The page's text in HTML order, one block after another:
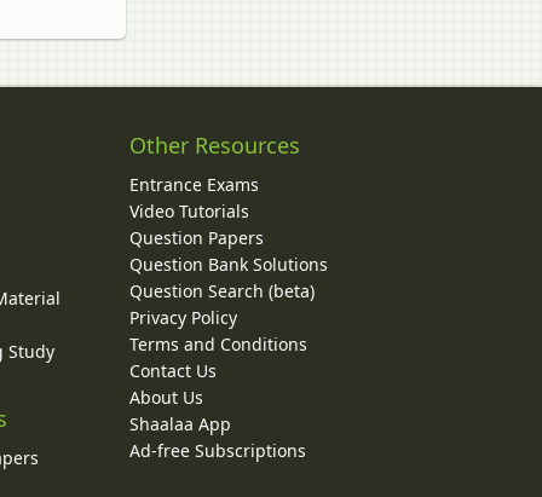
Study
Other Resources
Entrance Exams
Video Tutorials
Question Papers
Question Bank Solutions
Question Search (beta)
Privacy Policy
Terms and Conditions
Contact Us
About Us
Shaalaa App
Ad-free Subscriptions